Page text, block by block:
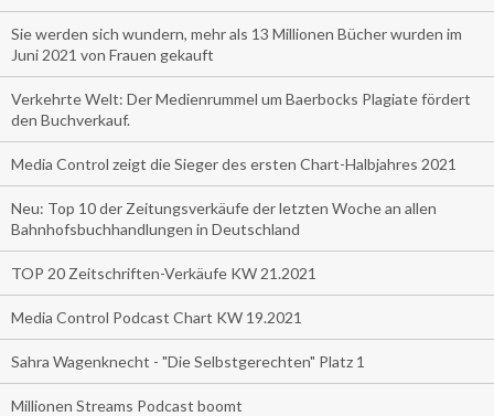
Sie werden sich wundern, mehr als 13 Millionen Bücher wurden im
Juni 2021 von Frauen gekauft
Verkehrte Welt: Der Medienrummel um Baerbocks Plagiate fördert
den Buchverkauf.
Media Control zeigt die Sieger des ersten Chart-Halbjahres 2021
Neu: Top 10 der Zeitungsverkäufe der letzten Woche an allen
Bahnhofsbuchhandlungen in Deutschland
TOP 20 Zeitschriften-Verkäufe KW 21.2021
Media Control Podcast Chart KW 19.2021
Sahra Wagenknecht - "Die Selbstgerechten" Platz 1
Millionen Streams Podcast boomt